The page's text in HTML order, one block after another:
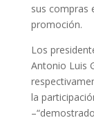
sus compras
promoción.
Los
Antonio Luis
la